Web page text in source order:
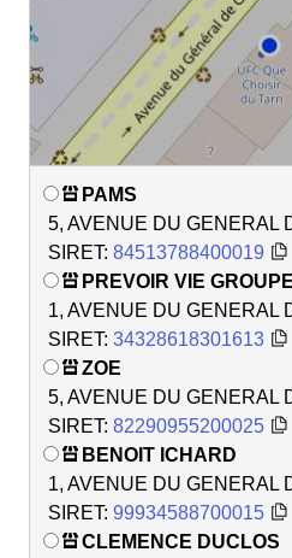
PAMS
5, AVENUE DU GENERAL
SIRET: 84513788400019
PREVOIR VIE
1, AVENUE DU GENERAL
SIRET: 34328618301613
ZOE
5, AVENUE DU GENERAL
SIRET: 82290955200025
BENOIT ICHARD
1, AVENUE DU GENERAL
SIRET: 99934588700015
CLEMENCE DUCLOS